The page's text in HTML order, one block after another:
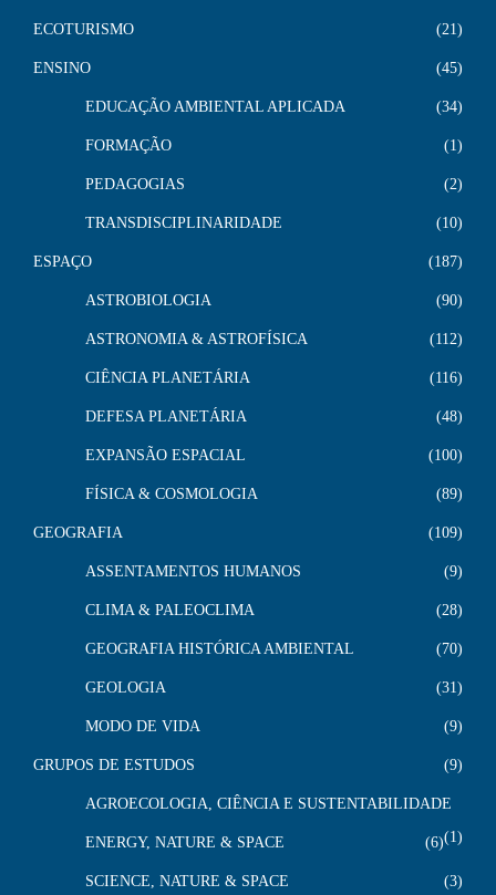
ECOTURISMO 21
ENSINO 45
EDUCAÇÃO AMBIENTAL APLICADA 34
FORMAÇÃO 1
PEDAGOGIAS 2
TRANSDISCIPLINARIDADE 10
ESPAÇO 187
ASTROBIOLOGIA 90
ASTRONOMIA & ASTROFÍSICA 112
CIÊNCIA PLANETÁRIA 116
DEFESA PLANETÁRIA 48
EXPANSÃO ESPACIAL 100
FÍSICA & COSMOLOGIA 89
GEOGRAFIA 109
ASSENTAMENTOS HUMANOS 9
CLIMA & PALEOCLIMA 28
GEOGRAFIA HISTÓRICA AMBIENTAL 70
GEOLOGIA 31
MODO DE VIDA 9
GRUPOS DE ESTUDOS 9
AGROECOLOGIA, CIÊNCIA E SUSTENTABILIDADE
1
ENERGY, NATURE & SPACE 6
SCIENCE, NATURE & SPACE 3